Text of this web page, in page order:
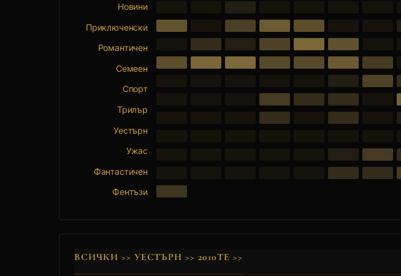
Новини
Приключенски
Романтичен
Семеен
Спорт
Трилър
Уестърн
Ужас
Фантастичен
Фентъзи
ВСИЧКИ >> УЕСТЪРН >>2010ТЕ >>